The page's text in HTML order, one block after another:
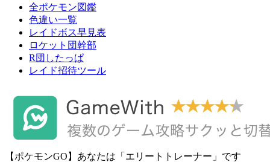
全ポケモン図鑑
色違い一覧
レイドボス早見表
ロケット団幹部
R団したっぱ
レイド招待ツール
【ポケモンGO】あなたは「エリートトレーナー」です